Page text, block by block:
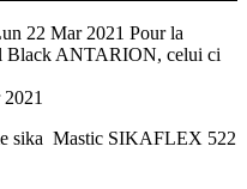
22 Mar 2021 Pour la
Black ANTARION, celui ci
sika Mastic SIKAFLEX 522